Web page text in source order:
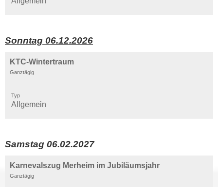
Sonntag 06.12.2026
KTC-Wintertraum
Ganztägig
Typ
Allgemein
Samstag 06.02.2027
Karnevalszug Merheim im Jubiläumsjahr
Ganztägig